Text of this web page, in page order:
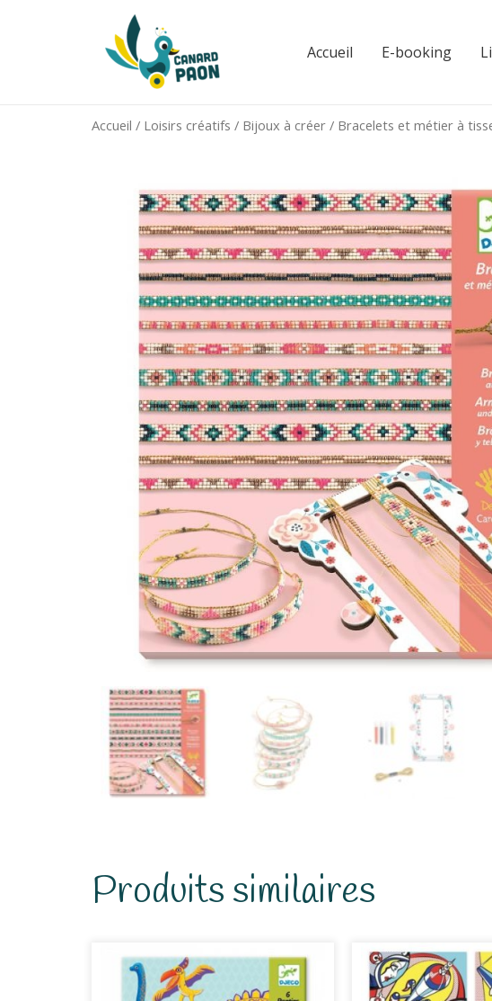
Accueil E-booking
Accueil / Loisirs créatifs / Bijoux à créer / Bracelets et métier à
Produits similaires